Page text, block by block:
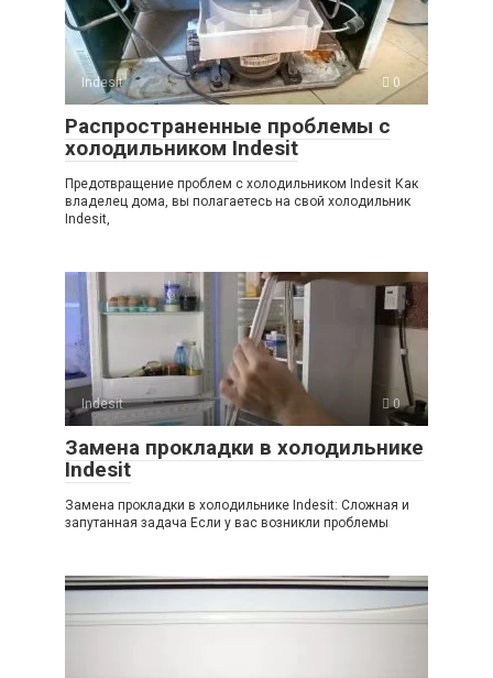
Indesit 0
Распространенные проблемы с
холодильником Indesit
Предотвращение проблем с холодильником Indesit Как
владелец дома, вы полагаетесь на свой холодильник
Indesit,
Indesit 0
Замена прокладки в холодильнике
Indesit
Замена прокладки в холодильнике Indesit: Сложная и
запутанная задача Если у вас возникли проблемы